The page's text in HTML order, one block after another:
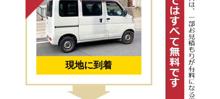
現地に到着